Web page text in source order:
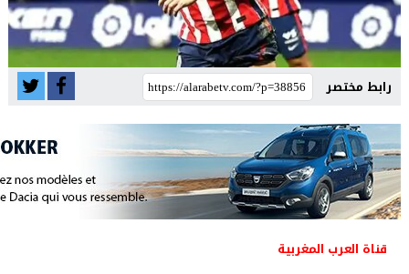
رابط مختصر
قناة العرب المغربية